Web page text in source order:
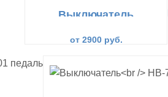
Выключатель
от 2900 руб.